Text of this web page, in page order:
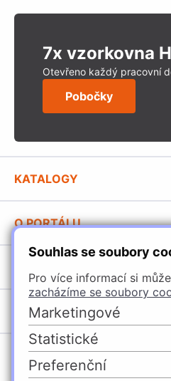
Souhlas se soubory
Pro více informací si
zacházíme se soubory
Marketingové
Statistické
Preferenční
7x vzorkovna
Otevřeno každý pracovní
Pobočky
KATALOGY
Stavební katalog Häfele
Brožury Häfele
O PORTÁLU
Provozovatel portálu
Jak používat portál
Úchytky
Nábytkové kování
Vybavení kuchyní
Osvětlení a elektro
POBOČKY
Domašín
Vyškov